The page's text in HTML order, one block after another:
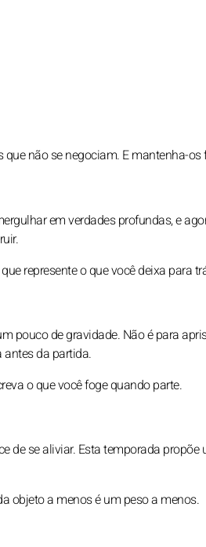
não se negociam. E mantenha-os
em verdades profundas, e
represente o que você deixa para
pouco de gravidade. Não é para
antes da partida.
o que você foge quando parte.
de se aliviar. Esta temporada
objeto a menos é um peso a menos.